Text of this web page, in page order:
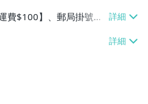
費$100】、郵局掛號
100件或消費滿$25000